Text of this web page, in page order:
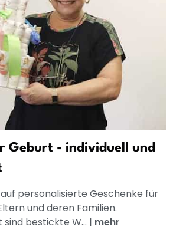
Geburt - individuell und
personalisierte Geschenke für
und deren Familien.
bestickte W... | mehr